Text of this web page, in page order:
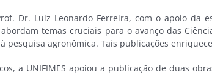
Dr. Luiz Leonardo Ferreira, com o apoio da
temas cruciais para o avanço das
pesquisa agronômica. Tais publicações
a UNIFIMES apoiou a publicação de duas